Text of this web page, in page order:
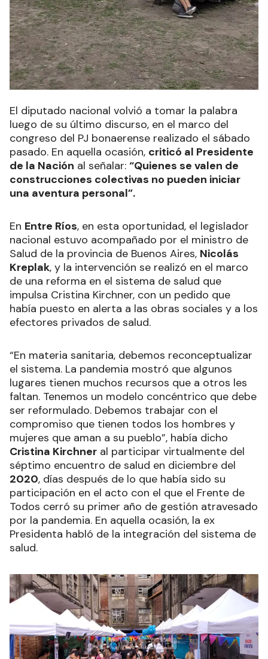
El diputado nacional volvió a tomar la palabra
luego de su último discurso, en el marco del
congreso del PJ bonaerense realizado el sábado
pasado. En aquella ocasión, criticó al Presidente
de la Nación al señalar: “Quienes se valen de
construcciones colectivas no pueden iniciar
una aventura personal”.
En Entre Ríos, en esta oportunidad, el legislador
nacional estuvo acompañado por el ministro de
Salud de la provincia de Buenos Aires, Nicolás
Kreplak, y la intervención se realizó en el marco
de una reforma en el sistema de salud que
impulsa Cristina Kirchner, con un pedido que
había puesto en alerta a las obras sociales y a los
efectores privados de salud.
“En materia sanitaria, debemos reconceptualizar
el sistema. La pandemia mostró que algunos
lugares tienen muchos recursos que a otros les
faltan. Tenemos un modelo concéntrico que debe
ser reformulado. Debemos trabajar con el
compromiso que tienen todos los hombres y
mujeres que aman a su pueblo”, había dicho
Cristina Kirchner al participar virtualmente del
séptimo encuentro de salud en diciembre del
2020, días después de lo que había sido su
participación en el acto con el que el Frente de
Todos cerró su primer año de gestión atravesado
por la pandemia. En aquella ocasión, la ex
Presidenta habló de la integración del sistema de
salud.